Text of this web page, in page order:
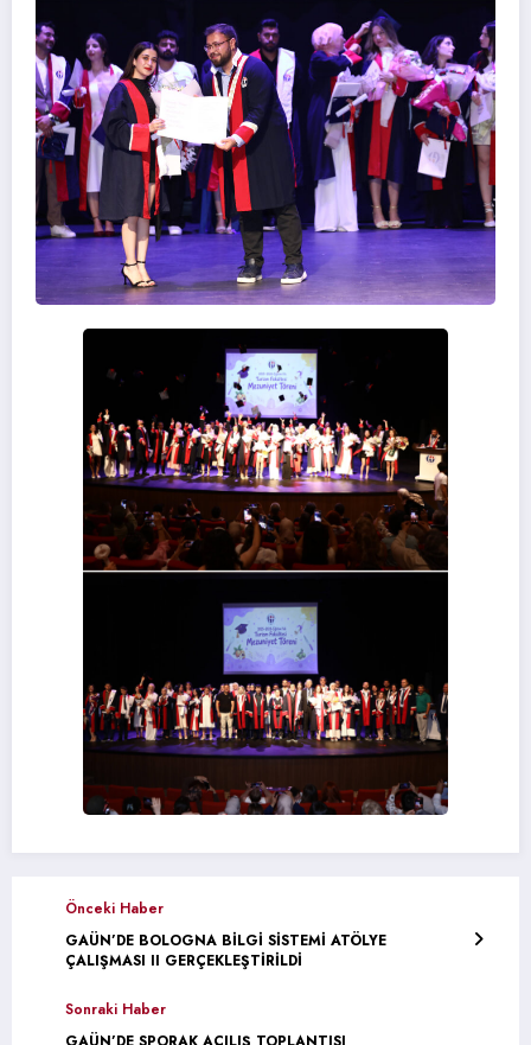
Önceki Haber
GAÜN’DE BOLOGNA BİLGİ SİSTEMİ ATÖLYE
ÇALIŞMASI II GERÇEKLEŞTİRİLDİ
Sonraki Haber